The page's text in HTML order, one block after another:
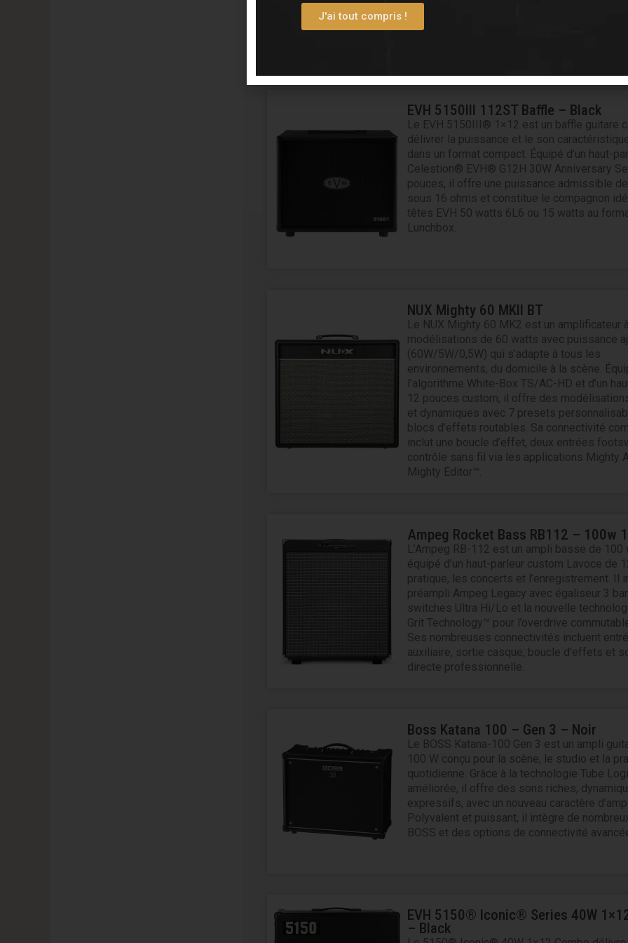
au pied. Son haut-parleur Jensen Blackbird
pour les concerts en club, la pratique
EVH 5150III 112ST Baffle – Black
Le EVH 5150III® 1×12 est un baffle guitare
délivrer la puissance et le son
dans un format compact. Équipé d’un haut-
Celestion® EVH® G12H 30W Anniversary
pouces, il offre une puissance admissible
sous 16 ohms et constitue le compagnon
têtes EVH 50 watts 6L6 ou 15 watts au
Lunchbox.
NUX Mighty 60 MKII BT
Le NUX Mighty 60 MK2 est un amplificateur à
modélisations de 60 watts avec puissance
(60W/5W/0,5W) qui s’adapte à tous les
environnements, du domicile à la scène.
l’algorithme White-Box TS/AC-HD et d’un
12 pouces custom, il offre des
et dynamiques avec 7 presets
blocs d’effets routables. Sa connectivité
inclut une boucle d’effet, deux entrées
contrôle sans fil via les applications Mighty
Mighty Editor™.
Ampeg Rocket Bass RB112 – 100w
L’Ampeg RB-112 est un ampli basse de 100
équipé d’un haut-parleur custom Lavoce de
pratique, les concerts et l’enregistrement. Il
préampli Ampeg Legacy avec égaliseur 3
switches Ultra Hi/Lo et la nouvelle
Grit Technology™ pour l’overdrive
Ses nombreuses connectivités incluent
auxiliaire, sortie casque, boucle d’effets et
directe professionnelle.
Boss Katana 100 – Gen 3 – Noir
Le BOSS Katana-100 Gen 3 est un ampli
100 W conçu pour la scène, le studio et la
quotidienne. Grâce à la technologie Tube
améliorée, il offre des sons riches,
expressifs, avec un nouveau caractère
Polyvalent et puissant, il intègre de
BOSS et des options de connectivité
EVH 5150® Iconic® Series 40W
– Black
J'ai tout compris !